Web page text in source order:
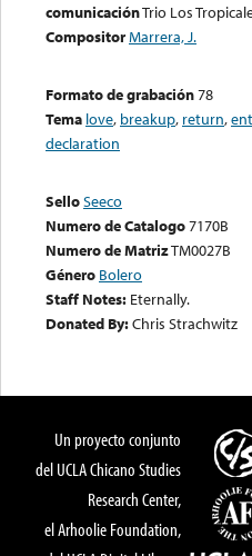
comunicaciónTrio Los
CompositorMarrera, J.
Formato de grabación78
Tema love, breakup, return,
declaration
SelloSeeco
Numero de Catalogo7170B
Numero de MatrizTM0027B
Género Bolero
Staff Notes: Eternally.
Donated By:Chris Strachwitz
Un proyecto conjunto
del UCLA Chicano Studies
Research Center,
el Arhoolie Foundation,